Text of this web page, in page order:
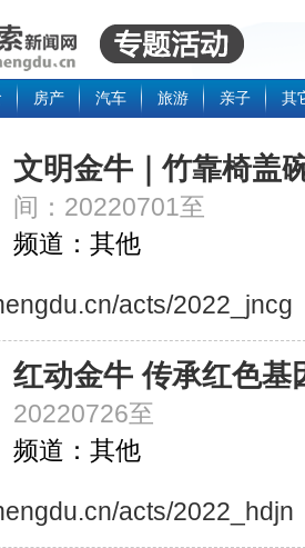
房产 汽车 旅游 亲子 其
文明金牛｜竹靠椅盖
间：20220701至
频道：其他
acts/2022_jncg
红动金牛 传承红色基
20220726至
频道：其他
acts/2022_hdjn